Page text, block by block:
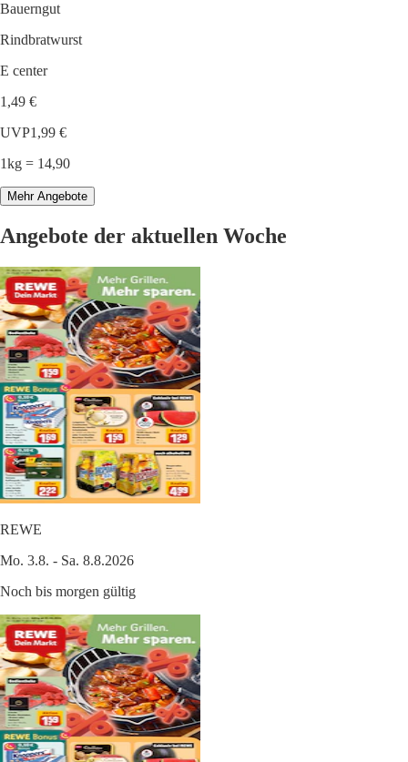
Bauerngut
Rindbratwurst
E center
1,49 €
UVP1,99 €
1kg = 14,90
Mehr Angebote
Angebote der aktuellen Woche
REWE
Mo. 3.8. - Sa. 8.8.2026
Noch bis morgen gültig